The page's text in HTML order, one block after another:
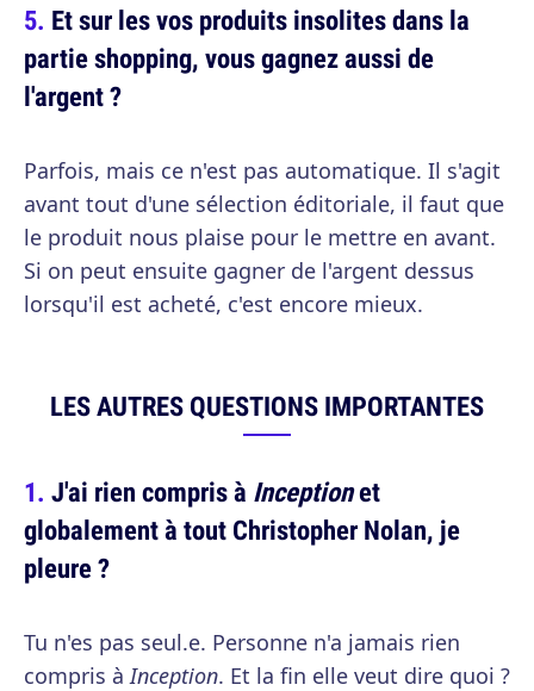
Et sur les vos produits insolites dans la
partie shopping, vous gagnez aussi de
l'argent ?
Parfois, mais ce n'est pas automatique. Il s'agit
avant tout d'une sélection éditoriale, il faut que
le produit nous plaise pour le mettre en avant.
Si on peut ensuite gagner de l'argent dessus
lorsqu'il est acheté, c'est encore mieux.
LES AUTRES QUESTIONS IMPORTANTES
J'ai rien compris à Inceptionet
globalement à tout Christopher Nolan, je
pleure ?
Tu n'es pas seul.e. Personne n'a jamais rien
compris àInception. Et la fin elle veut dire quoi ?